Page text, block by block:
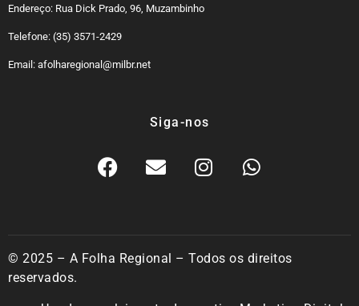
Endereço: Rua Dick Prado, 96, Muzambinho
Telefone: (35) 3571-2429
Email: afolharegional@milbr.net
Siga-nos
© 2025 – A Folha Regional – Todos os direitos
reservados.